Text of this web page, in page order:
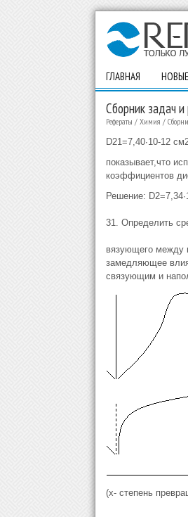
ГЛАВНАЯ
Сборник задач и
Рефераты / Химия /
D21=7,40∙10-12
показывает,что
коэффициентов
Решение:
31. Определить
вязующего между
замедляющее
связующим и
(x- cтепень